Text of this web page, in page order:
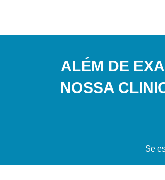
ALÉM DE
NOSSA
Se